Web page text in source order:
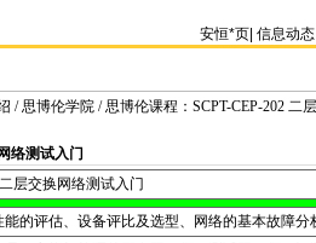
安恒*页 信息动态
/思博伦学院 / 思博伦课程：SCPT-CEP-202 二
络测试入门
层交换网络测试入门
能的评估、设备评比及选型、网络的基本故障分